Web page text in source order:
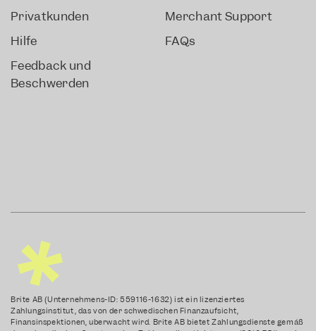
Privatkunden
Hilfe
Feedback und
Beschwerden
Merchant Support
FAQs
Brite AB (Unternehmens-ID: 559116-1632) ist ein lizenziertes
Zahlungsinstitut, das von der schwedischen Finanzaufsicht,
Finansinspektionen, überwacht wird. Brite AB bietet Zahlungsdienste gemäß